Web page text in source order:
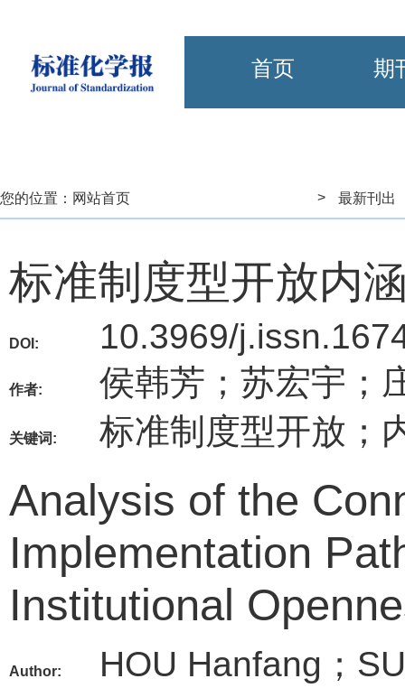
首页 期
您的位置： 网站首页 > 最新刊出
标准制度型开放内
DOI: 10.3969/
作者: 侯韩芳；苏宏宇；
关键词: 标准制度型开放；
Analysis of the
Implementation
Institutional
Author:
HOU Hanfang；